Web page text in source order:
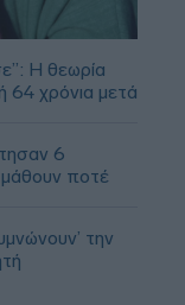
Η θεωρία
64 χρόνια μετά
6
μάθουν ποτέ
την